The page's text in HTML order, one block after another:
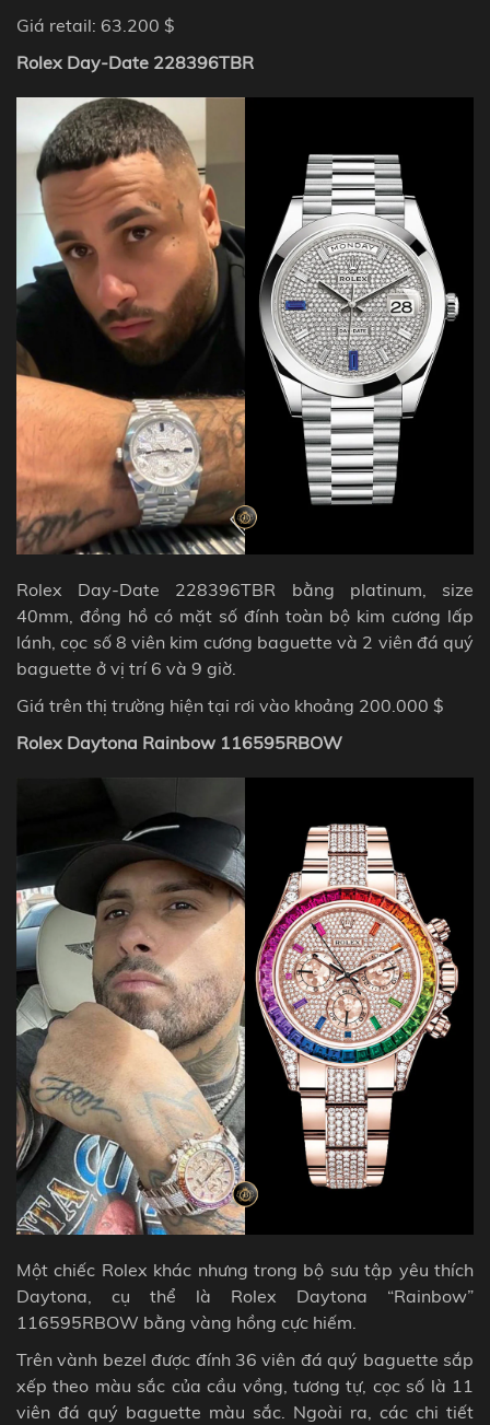
Giá retail: 63.200 $
Rolex Day-Date 228396TBR
Rolex Day-Date 228396TBR bằng platinum, size
40mm, đồng hồ có mặt số đính toàn bộ kim cương lấp
lánh, cọc số 8 viên kim cương baguette và 2 viên đá quý
baguette ở vị trí 6 và 9 giờ.
Giá trên thị trường hiện tại rơi vào khoảng 200.000 $
Rolex Daytona Rainbow 116595RBOW
Một chiếc Rolex khác nhưng trong bộ sưu tập yêu thích
Daytona, cụ thể là Rolex Daytona “Rainbow”
116595RBOW bằng vàng hồng cực hiếm.
Trên vành bezel được đính 36 viên đá quý baguette sắp
xếp theo màu sắc của cầu vồng, tương tự, cọc số là 11
viên đá quý baguette màu sắc. Ngoài ra, các chi tiết